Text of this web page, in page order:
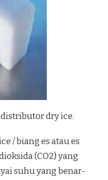
dry ice.
/ biang es atau es
(CO2) yang
suhu yang benar-